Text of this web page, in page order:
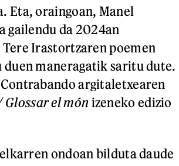
Eta, oraingoan, Manel
gailendu da 2024an
Irastortzaren poemen
maneragatik saritu dute.
argitaletxearen
Glossar el món izeneko edizio
ondoan bilduta daude